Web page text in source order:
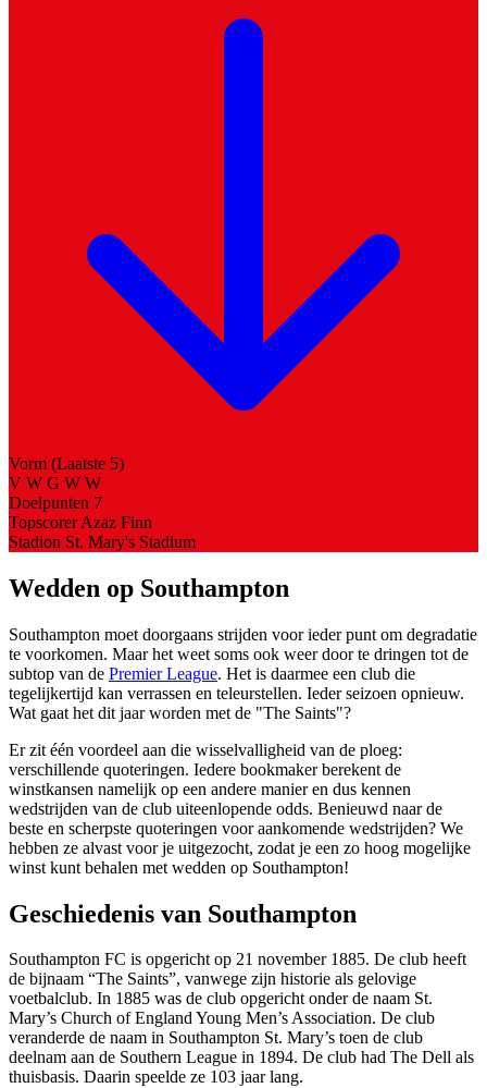
Vorm (Laatste 5)
V W G W W
Doelpunten 7
Topscorer Azaz Finn
Stadion St. Mary's Stadium
Wedden op Southampton
Southampton moet doorgaans strijden voor ieder punt om degradatie
te voorkomen. Maar het weet soms ook weer door te dringen tot de
subtop van de Premier League. Het is daarmee een club die
tegelijkertijd kan verrassen en teleurstellen. Ieder seizoen opnieuw.
Wat gaat het dit jaar worden met de "The Saints"?
Er zit één voordeel aan die wisselvalligheid van de ploeg:
verschillende quoteringen. Iedere bookmaker berekent de
winstkansen namelijk op een andere manier en dus kennen
wedstrijden van de club uiteenlopende odds. Benieuwd naar de
beste en scherpste quoteringen voor aankomende wedstrijden? We
hebben ze alvast voor je uitgezocht, zodat je een zo hoog mogelijke
winst kunt behalen met wedden op Southampton!
Geschiedenis van Southampton
Southampton FC is opgericht op 21 november 1885. De club heeft
de bijnaam “The Saints”, vanwege zijn historie als gelovige
voetbalclub. In 1885 was de club opgericht onder de naam St.
Mary’s Church of England Young Men’s Association. De club
veranderde de naam in Southampton St. Mary’s toen de club
deelnam aan de Southern League in 1894. De club had The Dell als
thuisbasis. Daarin speelde ze 103 jaar lang.